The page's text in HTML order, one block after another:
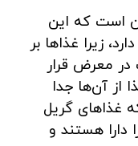
است که این
زیرا غذاها بر
معرض قرار
از آن‌ها جدا
غذاهای گریل
دارا هستند و